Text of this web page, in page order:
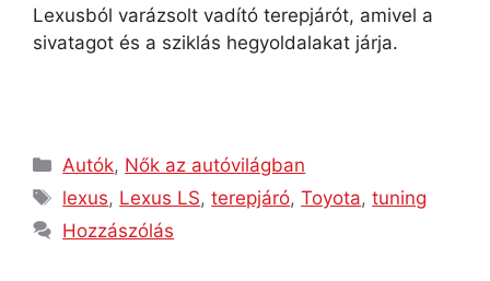
Lexusból varázsolt vadító terepjárót, amivel a
sivatagot és a sziklás hegyoldalakat járja.
Autók, Nők az autóvilágban
lexus, Lexus LS,terepjáró,Toyota,tuning
Hozzászólás